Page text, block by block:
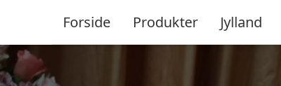
Forside Produkter Jylland